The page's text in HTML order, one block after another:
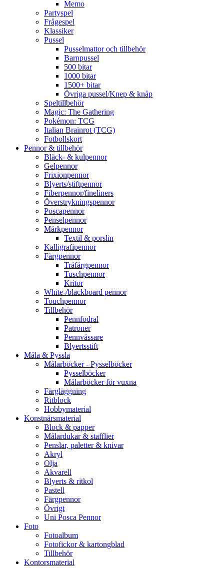
Memo
Partyspel
Frågespel
Klassiker
Pussel
Pusselmattor och tillbehör
Barnpussel
500 bitar
1000 bitar
1500+ bitar
Övriga pussel/Knep & knåp
Speltillbehör
Magic: The Gathering
Pokémon: TCG
Italian Brainrot (TCG)
Fotbollskort
Pennor & tillbehör
Bläck- & kulpennor
Gelpennor
Frixionpennor
Blyerts/stiftpennor
Fiberpennor/fineliners
Överstrykningspennor
Poscapennor
Penselpennor
Märkpennor
Textil & porslin
Kalligrafipennor
Färgpennor
Träfärgpennor
Tuschpennor
Kritor
White-/blackboard pennor
Touchpennor
Tillbehör
Pennfodral
Patroner
Pennvässare
Blyertsstift
Måla & Pyssla
Målarböcker - Pysselböcker
Pysselböcker
Målarböcker för vuxna
Färgläggning
Ritblock
Hobbymaterial
Konstnärsmaterial
Block & papper
Målardukar & stafflier
Penslar, paletter & knivar
Akryl
Olja
Akvarell
Blyerts & ritkol
Pastell
Färgpennor
Övrigt
Uni Posca Pennor
Foto
Fotoalbum
Fotofickor & kartongblad
Tillbehör
Kontorsmaterial